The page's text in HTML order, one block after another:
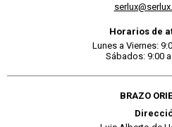
Horarios de
Lunes a Viernes:
Sábados: 9:00
BRAZO